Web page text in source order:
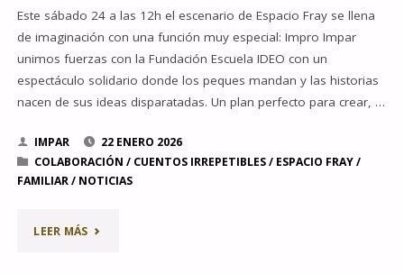
Este sábado 24 a las 12h el escenario de Espacio Fray se llena
de imaginación con una función muy especial: Impro Impar
unimos fuerzas con la Fundación Escuela IDEO con un
espectáculo solidario donde los peques mandan y las historias
nacen de sus ideas disparatadas. Un plan perfecto para crear, …
IMPAR
22 ENERO 2026
COLABORACIÓN / CUENTOS IRREPETIBLES/ ESPACIO FRAY/
FAMILIAR/ NOTICIAS
LEER MÁS"HACEMOS